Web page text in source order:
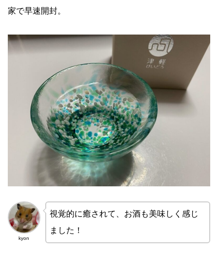
家で早速開封。
kyon
視覚的に癒されて、お酒も美味しく感じ
ました！